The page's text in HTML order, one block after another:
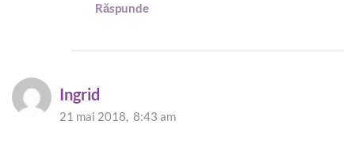
Răspunde
Ingrid
21 mai 2018, 8:43 am